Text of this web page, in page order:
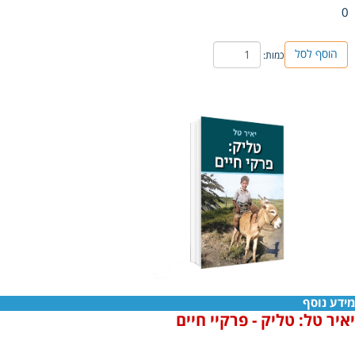
0
הוסף לסל כמות:
מידע נוסף
יאיר טל: טליק - פרקיי חיים